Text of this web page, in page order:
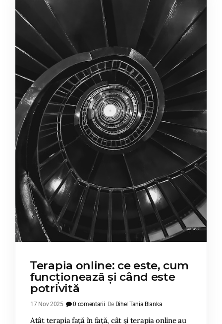
Terapia online: ce este, cum
funcționează și când este
potrivită
17 Nov 2025 0 comentarii De Dihel Tania Blanka
Atât terapia față în față, cât și terapia online au